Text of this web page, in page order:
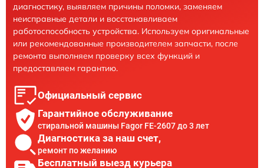
диагностику, выявляем причины поломки, заменяем
неисправные детали и восстанавливаем
работоспособность устройства. Используем оригинальные
или рекомендованные производителем запчасти, после
ремонта выполняем проверку всех функций и
предоставляем гарантию.
Официальный сервис
Гарантийное обслуживание
стиральной машины Fagor FE-2607 до 3 лет
Диагностика за наш счет,
ремонт по желанию
Бесплатный выезд курьера